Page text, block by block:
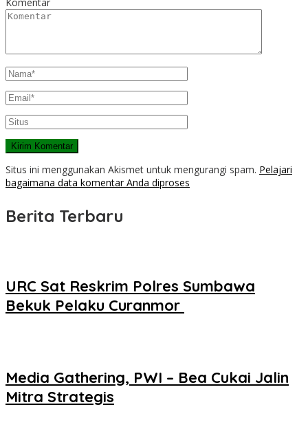
Situs ini menggunakan Akismet untuk mengurangi spam. Pelajari
bagaimana data komentar Anda diproses
Berita Terbaru
URC Sat Reskrim Polres Sumbawa
Bekuk Pelaku Curanmor ‎
Media Gathering, PWI – Bea Cukai Jalin
Mitra Strategis